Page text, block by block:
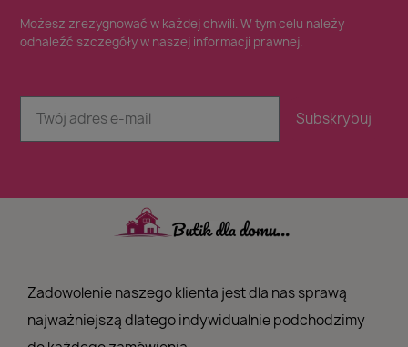
Możesz zrezygnować w każdej chwili. W tym celu należy
odnaleźć szczegóły w naszej informacji prawnej.
Subskrybuj
Zadowolenie naszego klienta jest dla nas sprawą
najważniejszą dlatego indywidualnie podchodzimy